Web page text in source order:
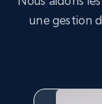
Account id,
engagement
une gestion